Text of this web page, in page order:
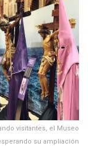
visitantes, el Museo
su ampliación